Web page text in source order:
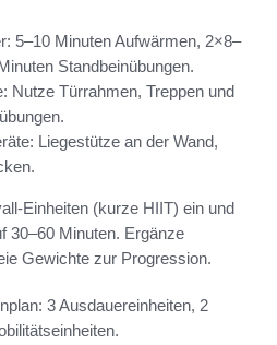
5–10 Minuten Aufwärmen, 2×8–
Standbeinübungen.
Nutze Türrahmen, Treppen und
Liegestütze an der Wand,
Einheiten (kurze HIIT) ein und
30–60 Minuten. Ergänze
Gewichte zur Progression.
3 Ausdauereinheiten, 2